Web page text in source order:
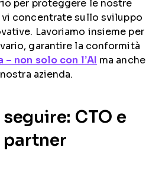
per proteggere le nostre
concentrate sullo sviluppo
Lavoriamo insieme per
garantire la conformità
non solo con l’AI ma anche
azienda.
CTO e
partner